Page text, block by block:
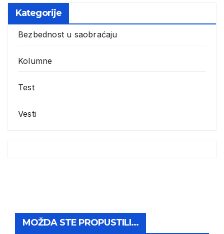
Kategorije
Bezbednost u saobraćaju
Kolumne
Test
Vesti
MOŽDA STE PROPUSTILI...